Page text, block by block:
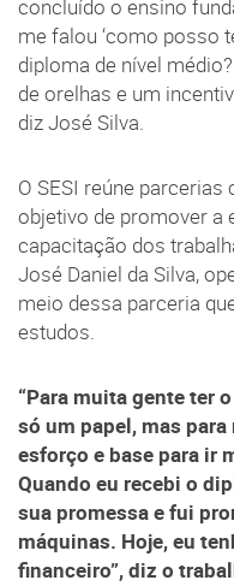
concluído o ensino
me falou ‘como posso
diploma de nível
de orelhas e um
diz José Silva.
O SESI reúne
objetivo de promover a
capacitação dos
José Daniel da Silva,
meio dessa parceria
estudos.
“Para muita gente ter
só um papel, mas
esforço e base para ir
Quando eu recebi o
sua promessa e fui
máquinas. Hoje, eu
financeiro”, diz o